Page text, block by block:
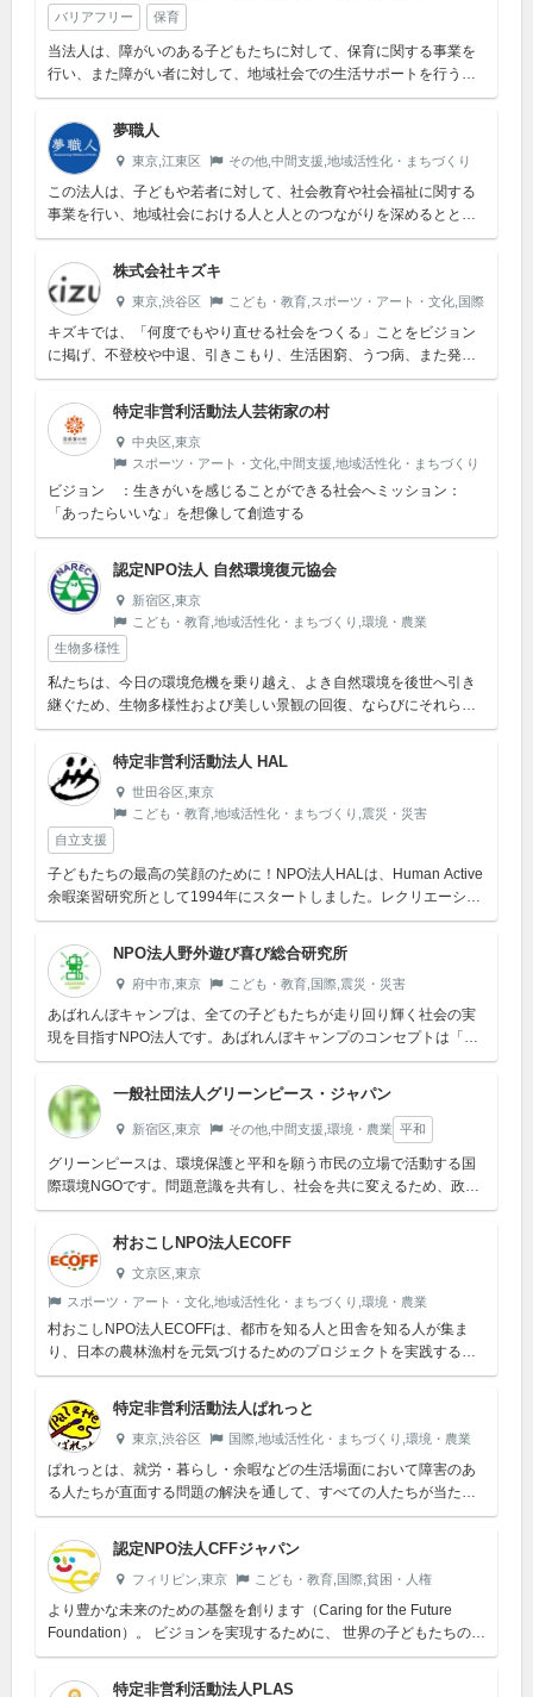
バリアフリー
保育
当法人は、障がいのある子どもたちに対して、保育に関する事業を
行い、また障がい者に対して、地域社会での生活サポートを行うこ
とによって、地域社会との繋がりを強化すると同時に、健全なまち
づくり、バリア...
夢職人
東京,江東区 その他,中間支援,地域活性化・まちづくり
この法人は、子どもや若者に対して、社会教育や社会福祉に関する
事業を行い、地域社会における人と人とのつながりを深めるととも
に、一人ひとりの心身の健やかな成長を支え、もって地域又は社会
全体の利益に寄...
株式会社キズキ
東京,渋谷区 こども・教育,スポーツ・アート・文化,国際
キズキでは、「何度でもやり直せる社会をつくる」ことをビジョン
に掲げ、不登校や中退、引きこもり、生活困窮、うつ病、また発達
障害など、様々な困難に直面した方たちに向けた事業を展開してい
ます。様々な理...
特定非営利活動法人芸術家の村
中央区,東京
スポーツ・アート・文化,中間支援,地域活性化・まちづくり
ビジョン ：生きがいを感じることができる社会へミッション：
「あったらいいな」を想像して創造する
認定NPO法人 自然環境復元協会
新宿区,東京
こども・教育,地域活性化・まちづくり,環境・農業
生物多様性
私たちは、今日の環境危機を乗り越え、よき自然環境を後世へ引き
継ぐため、生物多様性および美しい景観の回復、ならびにそれらを
維持保全する地域社会の人の輪の醸成に向けて力を注ぎます。
特定非営利活動法人 HAL
世田谷区,東京
こども・教育,地域活性化・まちづくり,震災・災害
自立支援
子どもたちの最高の笑顔のために！NPO法人HALは、Human Active
余暇楽習研究所として1994年にスタートしました。レクリエーショ
ンのノーマライゼーションを基本理念とし、健常児・障が...
NPO法人野外遊び喜び総合研究所
府中市,東京 こども・教育,国際,震災・災害
あばれんぼキャンプは、全ての子どもたちが走り回り輝く社会の実
現を目指すNPO法人です。あばれんぼキャンプのコンセプトは「み
んなのとっておきのバ」。《バ》とカタカナにしたのは、そこに3つ
の意味を込...
一般社団法人グリーンピース・ジャパン
新宿区,東京 その他,中間支援,環境・農業 平和
グリーンピースは、環境保護と平和を願う市民の立場で活動する国
際環境NGOです。問題意識を共有し、社会を共に変えるため、政府
や企業から資金援助を受けずに独立したキャンペーン活動を展開し
ています。
村おこしNPO法人ECOFF
文京区,東京
スポーツ・アート・文化,地域活性化・まちづくり,環境・農業
村おこしNPO法人ECOFFは、都市を知る人と田舎を知る人が集ま
り、日本の農林漁村を元気づけるためのプロジェクトを実践するた
めに設立されました。ECOFFでは、「田舎のこと、農業のことを都
会の人...
特定非営利活動法人ぱれっと
東京,渋谷区 国際,地域活性化・まちづくり,環境・農業
ぱれっとは、就労・暮らし・余暇などの生活場面において障害のあ
る人たちが直面する問題の解決を通して、すべての人たちが当たり
前に暮らせる社会の実現に寄与する特定非営利法人です。
認定NPO法人CFFジャパン
フィリピン,東京 こども・教育,国際,貧困・人権
より豊かな未来のための基盤を創ります（Caring for the Future
Foundation）。 ビジョンを実現するために、 世界の子どもたちの支
援を中心とした国際協力活動を通じて、 ...
特定非営利活動法人PLAS